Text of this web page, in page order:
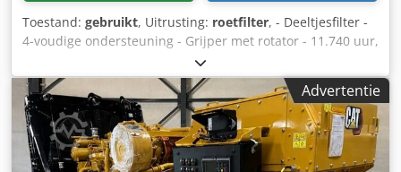
Toestand: gebruikt, Uitrusting: roetfilter, - Deeltjesfilter -
4-voudige ondersteuning - Grijper met rotator - 11.740 uur,
Vering: Hydraulisch Dedpfx Ajy Srd Eeptjck
Advertentie